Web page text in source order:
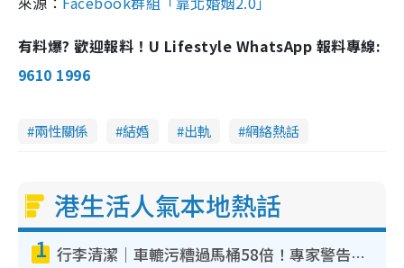
有料爆? 歡迎報料！U Lifestyle WhatsApp 報料專線:
9610 1996
兩性關係 結婚 出軌 網絡熱話
港生活人氣本地熱話
1 行李清潔｜車轆污糟過馬桶58倍！專家警告忌用酒精抹 教1招免污手除菌